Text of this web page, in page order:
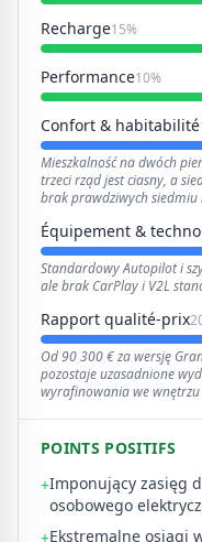
Recharge15%
Performance10%
Confort & habitabilité
Mieszkalność na dwóch
trzeci rząd jest ciasny, a
brak prawdziwych siedmiu
Équipement &
Standardowy Autopilot i
ale brak CarPlay i V2L
Rapport qualité-prix
Od 90 300 € za wersję
pozostaje uzasadnione
wyrafinowania we wnętrzu
POINTS POSITIFS
+Imponujący zasięg
osobowego
Ekstremalne osiągi